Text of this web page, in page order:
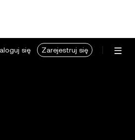
się Zarejestruj się